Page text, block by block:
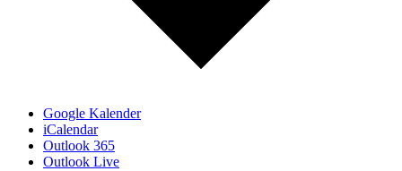
Google Kalender
iCalendar
Outlook 365
Outlook Live